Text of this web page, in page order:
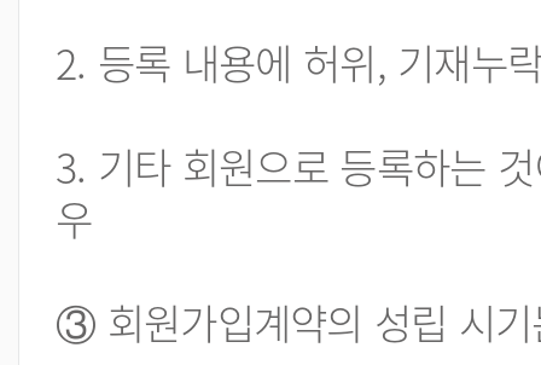
2. 등록 내용에 허위, 기재누
3. 기타 회원으로 등록하는
우
③ 회원가입계약의 성립 시기